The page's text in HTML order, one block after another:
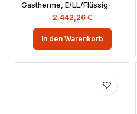
Gastherme, E/LL/Flüssig
2.442,26 €
In den Warenkorb